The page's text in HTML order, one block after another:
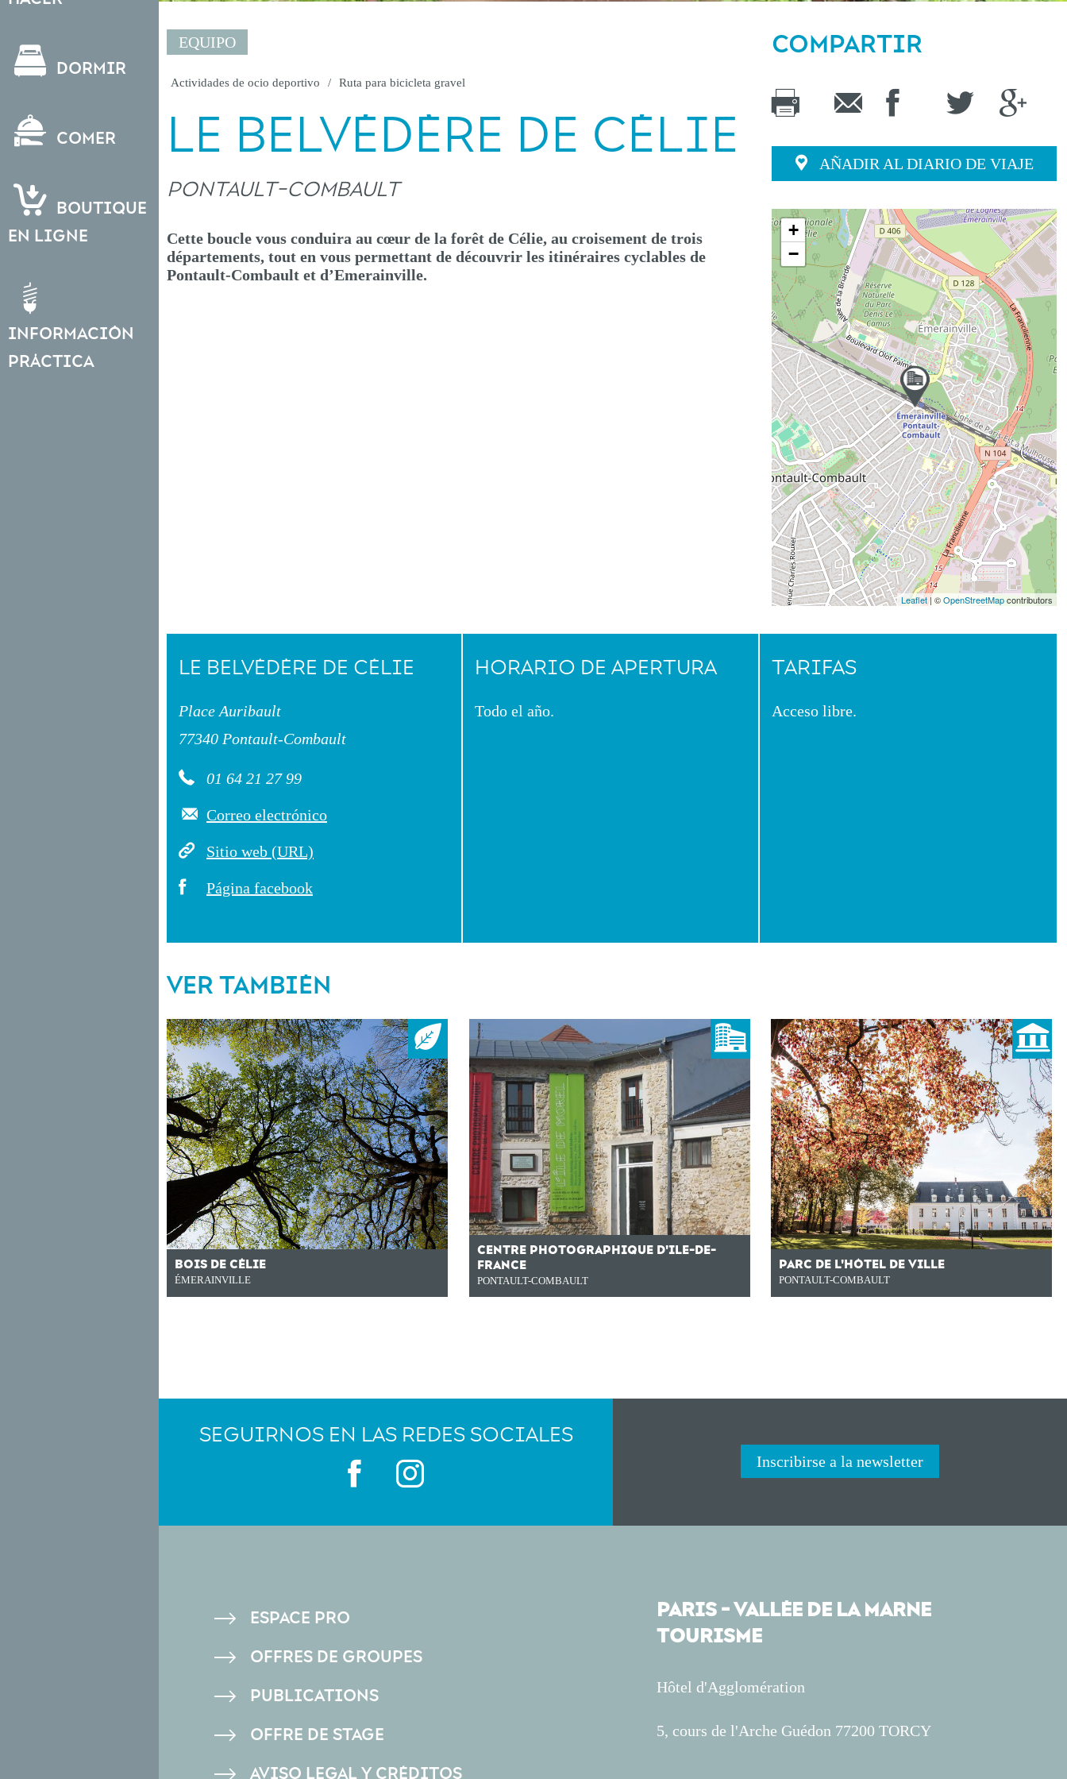
Dormir
Comer
Boutique
en ligne
Información
práctica
EQUIPO
Actividades de ocio deportivo Ruta para bicicleta gravel
LE BELVÉDÈRE DE CÉLIE
PONTAULT-COMBAULT
Cette boucle vous conduira au cœur de la forêt de Célie, au croisement de trois
départements, tout en vous permettant de découvrir les itinéraires cyclables de
Pontault-Combault et d’Emerainville.
COMPARTIR
AÑADIR AL DIARIO DE VIAJE
+
−
Leaflet| ©OpenStreetMapcontributors
LE BELVÉDÈRE DE CÉLIE
Place Auribault
77340 Pontault-Combault
01 64 21 27 99
Correo electrónico
Sitio web (URL)
Página facebook
HORARIO DE APERTURA
Todo el año.
TARIFAS
Acceso libre.
VER TAMBIÉN
BOIS DE CÉLIE
ÉMERAINVILLE
CENTRE PHOTOGRAPHIQUE D'ILE-DE-
FRANCE
PONTAULT-COMBAULT
PARC DE L'HÔTEL DE VILLE
PONTAULT-COMBAULT
SEGUIRNOS EN LAS REDES SOCIALES
Inscribirse a la newsletter
PIED
DE
ESPACE PRO
OFFRES DE GROUPES
PUBLICATIONS
OFFRE DE STAGE
AVISO LEGAL Y CRÉDITOS
PARIS - VALLÉE DE LA MARNE
TOURISME
Hôtel d'Agglomération
5, cours de l'Arche Guédon 77200 TORCY